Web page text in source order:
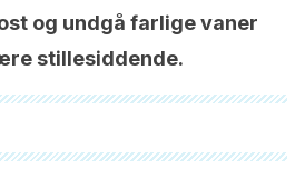
og undgå farlige vaner
stillesiddende.
gennemgået af vores team